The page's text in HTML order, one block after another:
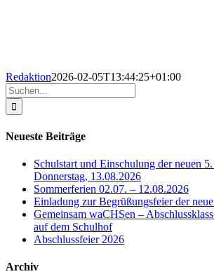
Redaktion2026-02-05T13:44:25+01:00
Suche
nach:
Neueste Beiträge
Schulstart und Einschulung der neuen
Donnerstag, 13.08.2026
Sommerferien 02.07. – 12.08.2026
Einladung zur Begrüßungsfeier der
Gemeinsam waCHSen –
auf dem Schulhof
Abschlussfeier 2026
Archiv